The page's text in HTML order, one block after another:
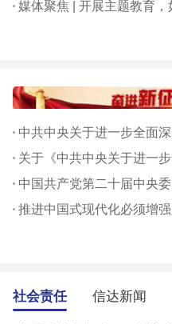
社会责任 信达新闻